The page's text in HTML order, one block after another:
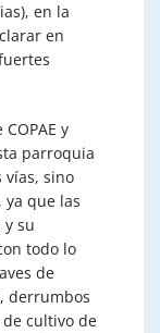
en la
en
y
parroquia
vías, sino
que las
su
todo lo
de
derrumbos
cultivo de